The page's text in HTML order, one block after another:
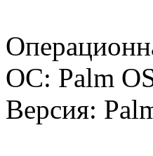
ОС: Palm
Версия: